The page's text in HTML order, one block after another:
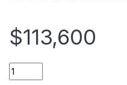
$113,600
Loción Facial Efecto